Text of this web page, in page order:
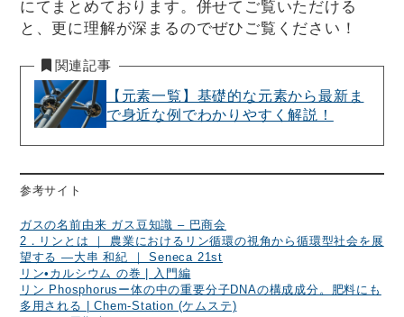
にてまとめております。併せてご覧いただける
と、更に理解が深まるのでぜひご覧ください！
関連記事
【元素一覧】基礎的な元素から最新ま
で身近な例でわかりやすく解説！
参考サイト
ガスの名前由来 ガス豆知識 – 巴商会
2．リンとは ｜ 農業におけるリン循環の視角から循環型社会を展
望する ―大串 和紀 ｜ Seneca 21st
リン•カルシウム の巻 | 入門編
リン Phosphorusー体の中の重要分子DNAの構成成分。肥料にも
多用される | Chem-Station (ケムステ)